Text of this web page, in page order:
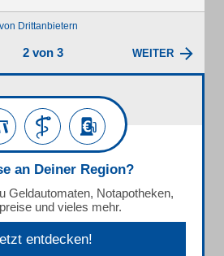
Drittanbietern
2 von 3 WEITER
an Deiner Region?
Geldautomaten, Notapotheken,
und vieles mehr.
entdecken!